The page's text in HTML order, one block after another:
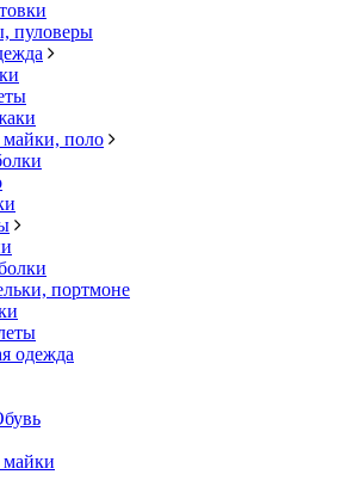
пуловеры
поло
портмоне
одежда